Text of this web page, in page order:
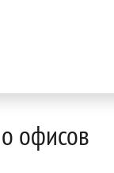
офисов